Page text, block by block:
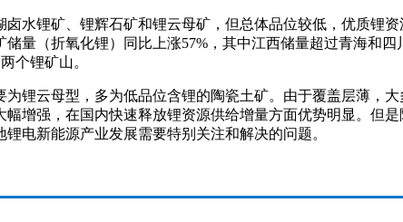
水锂矿、锂辉石矿和锂云母矿，但总体品位较低，优质锂
量（折氧化锂）同比上涨57%，其中江西储量超过青海和
个锂矿山。
锂云母型，多为低品位含锂的陶瓷土矿。由于覆盖层薄，
增强，在国内快速释放锂资源供给增量方面优势明显。但
电新能源产业发展需要特别关注和解决的问题。